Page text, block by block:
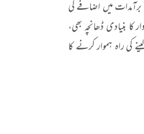
برآمدات میں اضافے کی
بنیادی ڈھانچہ بھی،
پہنچی ہے، مزید قرض لینے کی راہ ہموار کرنے کا